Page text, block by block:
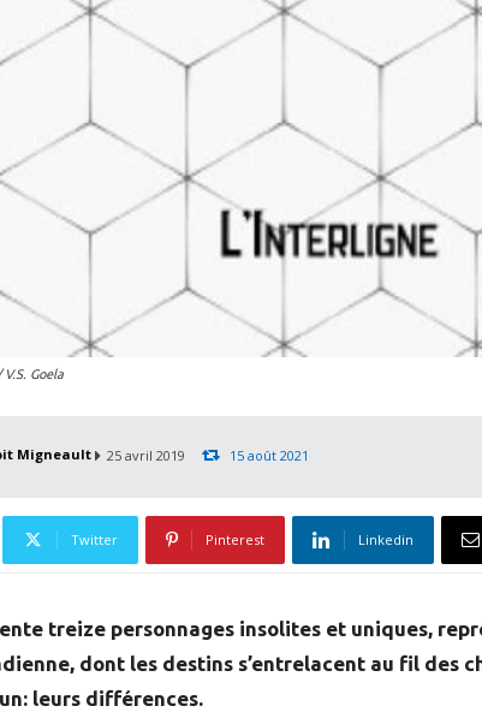
Goela
Migneault 25 avril 2019 15 août 2021
Twitter Pinterest Linkedin
treize personnages insolites et uniques,
dont les destins s’entrelacent au fil des
leurs différences.